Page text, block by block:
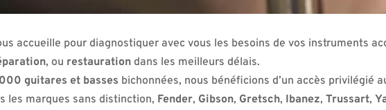
accueille pour diagnostiquer avec vous les besoins de vos instruments
, ou restauration dans les meilleurs délais.
guitares et basses bichonnées, nous bénéficions d’un accès privilégié
les marques sans distinction, Fender, Gibson, Gretsch, Ibanez,Trussart,